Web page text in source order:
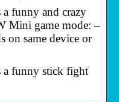
a funny and crazy
Mini game mode: –
on same device or
a funny stick fight